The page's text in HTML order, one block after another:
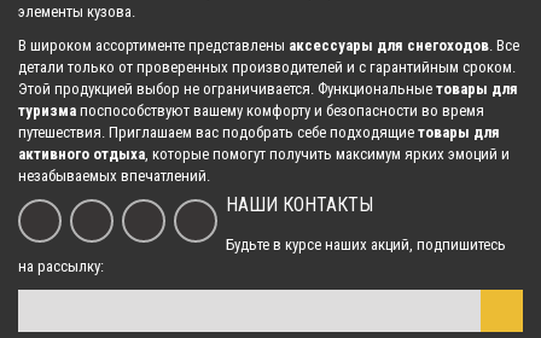
элементы кузова.
В широком ассортименте представлены аксессуары для снегоходов . Все
детали только от проверенных производителей и с гарантийным сроком.
Этой продукцией выбор не ограничивается. Функциональные товары для
туризма поспособствуют вашему комфорту и безопасности во время
путешествия. Приглашаем вас подобрать себе подходящие товары для
активного отдыха , которые помогут получить максимум ярких эмоций и
незабываемых впечатлений.
НАШИ КОНТАКТЫ
Будьте в курсе наших акций, подпишитесь
на рассылку: